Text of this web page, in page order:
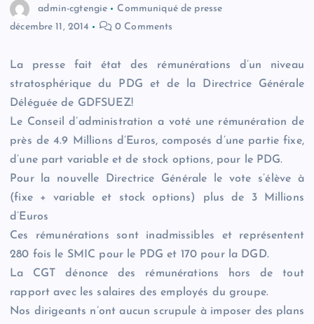
admin-cgtengie
Communiqué de presse
décembre 11, 2014
0 Comments
La presse fait état des rémunérations d’un niveau
stratosphérique du PDG et de la Directrice Générale
Déléguée de GDFSUEZ!
Le Conseil d’administration a voté une rémunération de
près de 4.9 Millions d’Euros, composés d’une partie fixe,
d’une part variable et de stock options, pour le PDG.
Pour la nouvelle Directrice Générale le vote s’élève à
(fixe + variable et stock options) plus de 3 Millions
d’Euros
Ces rémunérations sont inadmissibles et représentent
280 fois le SMIC pour le PDG et 170 pour la DGD.
La CGT dénonce des rémunérations hors de tout
rapport avec les salaires des employés du groupe.
Nos dirigeants n’ont aucun scrupule à imposer des plans